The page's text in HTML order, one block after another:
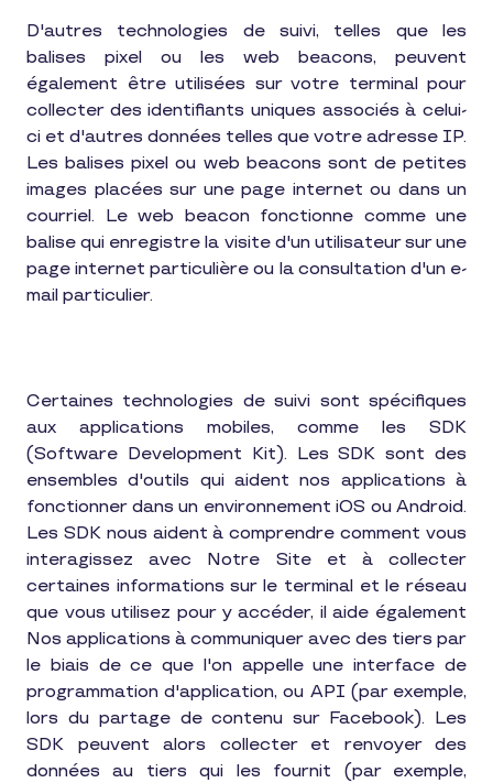
D'autres technologies de suivi, telles que les
balises pixel ou les web beacons, peuvent
également être utilisées sur votre terminal pour
collecter des identifiants uniques associés à celui-
ci et d'autres données telles que votre adresse IP.
Les balises pixel ou web beacons sont de petites
images placées sur une page internet ou dans un
courriel. Le web beacon fonctionne comme une
balise qui enregistre la visite d'un utilisateur sur une
page internet particulière ou la consultation d'un e-
mail particulier.
Certaines technologies de suivi sont spécifiques
aux applications mobiles, comme les SDK
(Software Development Kit). Les SDK sont des
ensembles d'outils qui aident nos applications à
fonctionner dans un environnement iOS ou Android.
Les SDK nous aident à comprendre comment vous
interagissez avec Notre Site et à collecter
certaines informations sur le terminal et le réseau
que vous utilisez pour y accéder, il aide également
Nos applications à communiquer avec des tiers par
le biais de ce que l'on appelle une interface de
programmation d'application, ou API (par exemple,
lors du partage de contenu sur Facebook). Les
SDK peuvent alors collecter et renvoyer des
données au tiers qui les fournit (par exemple,